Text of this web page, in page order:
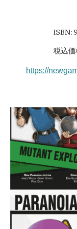
ISBN:
税込
https://